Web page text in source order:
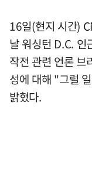
16일(현지 시간)
날 워싱턴 D.C. 인
작전 관련 언론 브
성에 대해 "그럴
밝혔다.